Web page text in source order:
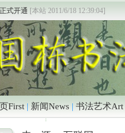
式开通 [本站 2011/6/18 12:39:04]
First | 新闻News | 书法艺术Art